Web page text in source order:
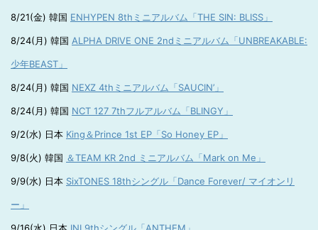
8/21(金) 韓国 ENHYPEN 8thミニアルバム「THE SIN: BLISS」
8/24(月) 韓国 ALPHA DRIVE ONE 2ndミニアルバム「UNBREAKABLE:
少年BEAST」
8/24(月) 韓国 NEXZ 4thミニアルバム「SAUCIN’」
8/24(月) 韓国 NCT 127 7thフルアルバム「BLINGY」
9/2(水) 日本 King＆Prince 1st EP「So Honey EP」
9/8(火) 韓国 ＆TEAM KR 2nd ミニアルバム「Mark on Me」
9/9(水) 日本 SixTONES 18thシングル「Dance Forever/ マイオンリ
ー」